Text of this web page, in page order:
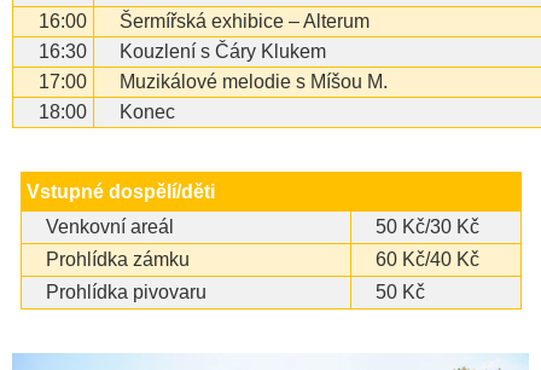
16:00
Šermířská exhibice – Alterum
16:30
Kouzlení s Čáry Klukem
17:00
Muzikálové melodie s Míšou M.
18:00
Konec
Vstupné dospělí/děti
Venkovní areál
50 Kč/30 Kč
Prohlídka zámku
60 Kč/40 Kč
Prohlídka pivovaru
50 Kč